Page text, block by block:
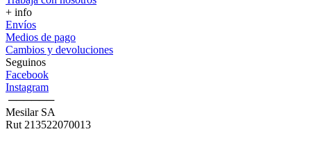
+ info
Envíos
Medios de pago
Cambios y devoluciones
Seguinos
Facebook
Instagram
‎ ──────
Mesilar SA
Rut 213522070013